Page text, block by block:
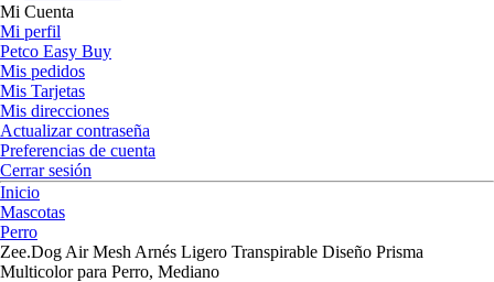
Mi Cuenta
Mi perfil
Petco Easy Buy
Mis pedidos
Mis Tarjetas
Mis direcciones
Actualizar contraseña
Preferencias de cuenta
Cerrar sesión
Inicio
Mascotas
Perro
Zee.Dog Air Mesh Arnés Ligero Transpirable Diseño Prisma
Multicolor para Perro, Mediano